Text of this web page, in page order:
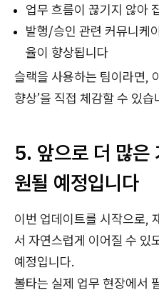
업무 흐름이 끊기지 않아
발행/승인 관련 커뮤니케
율이 향상됩니다
슬랙을 사용하는 팀이라면,
향상’을 직접 체감할 수 있습
5. 앞으로 더 많은
원될 예정입니다
이번 업데이트를 시작으로,
서 자연스럽게 이어질 수 있
예정입니다.
볼타는 실제 업무 현장에서